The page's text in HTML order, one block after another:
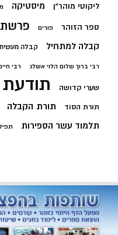
ליקוטי מוהר"ן מיסטיקה
ספר הזוהר פורים
קבלה למתחיל קבלה
רבי ברוך שלום הלוי אשלג רבי
שערי קדושה
תורת הסוד תורת הקבלה
תלמוד עשר הספירות